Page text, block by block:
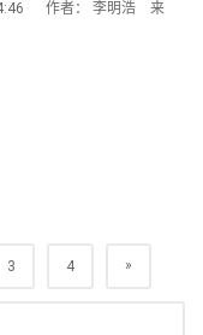
作者： 李明浩 来
3 4 »